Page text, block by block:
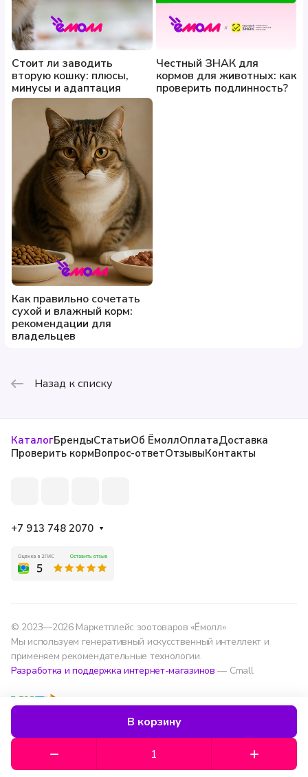
В корзину
Стоит ли заводить
вторую кошку: плюсы,
минусы и адаптация
Честный ЗНАК для
кормов для животных: как
проверить подлинность?
Как правильно сочетать
сухой и влажный корм:
рекомендации для
владельцев
Назад к списку
КаталогБрендыСтатьиОб ЁмоллОплатаДоставка
Проверить кормВопрос-ответОтзывыКонтакты
+7 913 748 2070
© 2023—2026 Маркетплейс зоотоваров «Ёмолл»
Мы используем генеративный искусственный интеллект и
применяем рекомендательные технологии.
Разработка и поддержка интернет-магазинов — Cmall
Мы используем данные для удобства, улучшения
сервиса и аналитики — согласно